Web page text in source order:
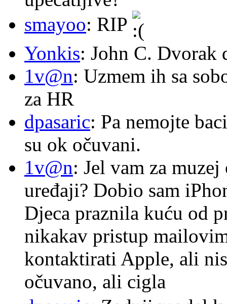
smayoo: RIP
Yonkis: John C. Dvorak
1v@n: Uzmem ih sa
za HR
dpasaric: Pa nemojte
su ok očuvani.
1v@n: Jel vam za
uređaji? Dobio sam
Djeca praznila kuću od
nikakav pristup
kontaktirati Apple, ali
očuvano, ali cigla